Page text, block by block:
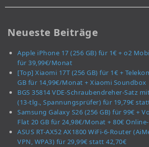
Neueste Beiträge
Apple iPhone 17 (256 GB) für 1€ + o2
für 39,99€/Monat
[Top] Xiaomi 17T (256 GB) für 1€ +
GB für 14,99€/Monat + Xiaomi Soundbox
BGS 35814 VDE-Schraubendreher-Satz
(13-tlg., Spannungsprüfer) für 19,79€
Samsung Galaxy S26 (256 GB) für 99€ +
Flat 20 GB für 24,98€/Monat + 80€
ASUS RT-AX52 AX1800 WiFi-6-Router
VPN, WPA3) für 29,99€ statt 42,70€